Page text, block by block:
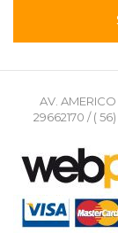
AV.
29662170 / (